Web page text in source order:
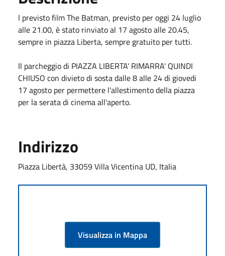
l previsto film The Batman, previsto per oggi 24 luglio
alle 21.00, è stato rinviato al 17 agosto alle 20.45,
sempre in piazza Liberta, sempre gratuito per tutti.
Il parcheggio di PIAZZA LIBERTA' RIMARRA' QUINDI
CHIUSO con divieto di sosta dalle 8 alle 24 di giovedi
17 agosto per permettere l'allestimento della piazza
per la serata di cinema all'aperto.
Indirizzo
Piazza Libertà, 33059 Villa Vicentina UD, Italia
Visualizza in Mappa